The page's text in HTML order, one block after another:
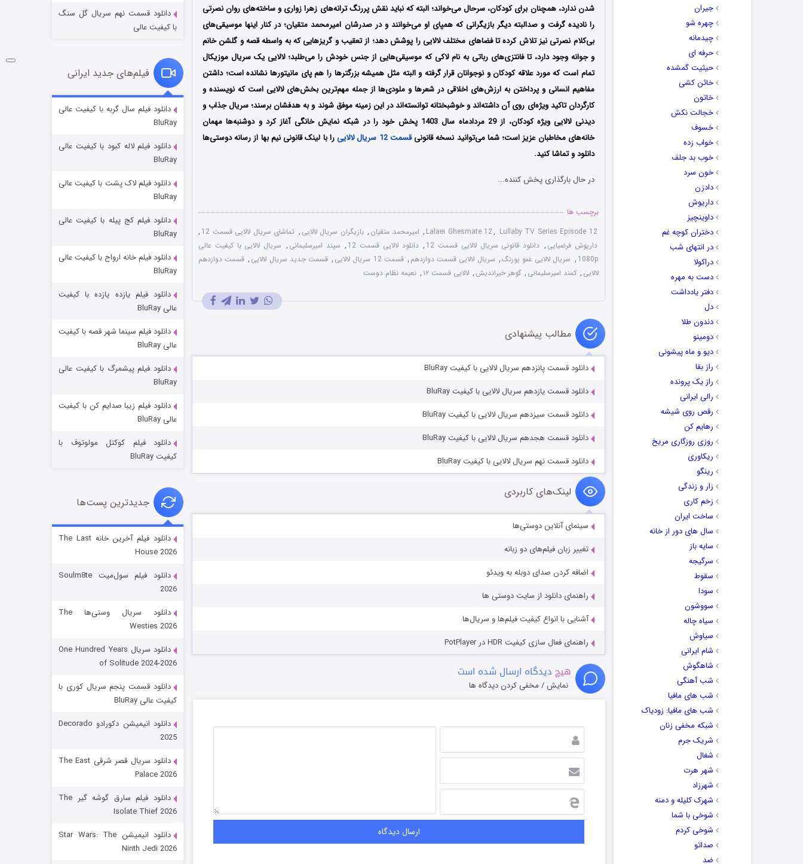
جیران
چهره شو
چیدمانه
حرفه ای
حیثیت گمشده
خائن کشی
خاتون
خجالت نکش
خسوف
خواب زده
خوب بد جلف
خون سرد
دادزن
داریوش
داوینچیز
دختران کوچه غم
در انتهای شب
دراکولا
دست به مهره
دفتر یادداشت
دل
دندون طلا
دومینو
دیو و ماه پیشونی
راز بقا
راز یک پرونده
رالی ایرانی
رقص روی شیشه
رهایم کن
روزی روزگاری مریخ
ریکاوری
رینگو
زار و زندگی
زخم کاری
ساخت ایران
سال های دور از خانه
سایه باز
سرگیجه
سقوط
سودا
سووشون
سیاه چاله
سیاوش
شام ایرانی
شاهگوش
شب آهنگی
شب های مافیا
شب های مافیا: زودیاک
شبکه مخفی زنان
شریک جرم
شغال
شهر هرت
شهرزاد
شهرک کلیله و دمنه
شوخی با شما
شوخی کردم
صداتو
ضد
شدن ندارد، همچنان برای کودکان، سرحال می‌خواند؛ البته که نباید نقش پررنگ ترانه‌های زهرا زواری و ساخته‌های روان نصرتی
را نادیده گرفت و صدالبته دیگر بازیگرانی که همپای او می‌خوانند و در صدرشان امیرمحمد متقیان؛ در کنار اینها موسیقی‌های
بی‌کلام نصرتی نیز تلاش کرده تا فضاهای مختلف لالایی را پوشش دهد؛ از تعقیب و گریزهایی که به واسطه قصه و گلشن خانم
و جوانه وجود دارد، تا فانتزی‌های رباتی به نام لاکی که موسیقی‌هایی از جنس خودش را می‌طلبد؛ لالایی یک سریال موزیکال
تمام است که مورد علاقه کودکان و نوجوانان قرار گرفته و البته مثل همیشه بزرگترها را هم پای مانیتورها نشانده است؛ داشتن
مفاهیم انسانی و پرداختن به ارزش‌های اخلاقی در شعرها و ملودی‌ها از جمله مهم‌ترین بخش‌های لالایی است که نویسنده و
کارگردان تاکید ویژه‌ای روی آن داشته‌اند و خوشبختانه توانسته‌اند در این زمینه موفق شوند و به هدفشان برسند؛ سریال جذاب و
دیدنی لالایی ویژه کودکان، از 29 مردادماه سال 1403 پخش خود را در شبکه نمایش خانگی آغاز کرد و دوشنبه‌ها مهمان
خانه‌های مخاطبان عزیز است؛ شما می‌توانید نسخه قانونیقسمت 12 سریال لالایی
را با لینک قانونی نیم بها از رسانه دوستی‌ها
دانلود و تماشا کنید.
در حال بارگذاری پخش کننده...
برچسب ها
Lalaei Ghesmate 12, Lullaby TV Series Episode 12
, امیرمحمد متقیان , بازیگران سریال لالایی , تماشای سریال لالایی قسمت 12
,
داریوش فرضیایی , دانلود قانونی سریال لالایی قسمت 12 , دانلود لالایی قسمت 12 , سپند امیرسلیمانی , سریال لالایی با کیفیت عالی
1080p
, سریال لالایی عمو پورنگ, سریال لالایی قسمت دوازدهم , قسمت 12 سریال لالایی , قسمت جدید سریال لالایی , قسمت دوازدهم
لالایی , کمند امیرسلیمانی , گوهر خیراندیش , لالایی قسمت ۱۲ , نعیمه نظام دوست
مطالب پیشنهادی
دانلود قسمت پانزدهم سریال لالایی با کیفیت BluRay
دانلود قسمت یازدهم سریال لالایی با کیفیت BluRay
دانلود قسمت سیزدهم سریال لالایی با کیفیت BluRay
دانلود قسمت هجدهم سریال لالایی با کیفیت BluRay
دانلود قسمت نهم سریال لالایی با کیفیت BluRay
لینک‌های کاربردی
سینمای آنلاین دوستی‌ها
تغییر زبان فیلم‌های دو زبانه
اضافه کردن صدای دوبله به ویدئو
راهنمای دانلود از سایت دوستی ها
آشنایی با انواع کیفیت فیلم‌ها و سریال‌ها
راهنمای فعال سازی کیفیت HDR در PotPlayer
هیچ دیدگاه ارسال شده است
نمایش / مخفی کردن دیدگاه ها
شوگر فصل ۲
قسمت
خاندان اژدها فصل ۳
جادوگری در مغولستان
قسمت
رویایی برای تو
قسمت
دانلود قسمت نهم سریال گل سنگ
با کیفیت عالی
فیلم‌های جدید ایرانی
دانلود فیلم سال گربه با کیفیت عالی
BluRay
دانلود فیلم لاله کبود با کیفیت عالی
BluRay
دانلود فیلم لاک پشت با کیفیت عالی
BluRay
دانلود فیلم کج‌ پیله با کیفیت عالی
BluRay
دانلود فیلم خانه ارواح با کیفیت عالی
BluRay
دانلود فیلم یازده یازده با کیفیت
عالی BluRay
دانلود فیلم سینما شهر قصه با کیفیت
عالی BluRay
دانلود فیلم پیشمرگ با کیفیت عالی
BluRay
دانلود فیلم زیبا صدایم کن با کیفیت
عالی BluRay
دانلود فیلم کوکتل مولوتوف با
کیفیت BluRay
جدیدترین پست‌ها
دانلود فیلم آخرین خانه The Last
House 2026
دانلود فیلم سول‌میت Soulm8te
2026
دانلود سریال وستی‌ها The
Westies 2026
دانلود سریال One Hundred Years
of Solitude 2024-2026
دانلود قسمت پنجم سریال کوری با
کیفیت عالی BluRay
دانلود انیمیشن دکورادو Decorado
2025
دانلود سریال قصر شرقی The East
Palace 2026
دانلود فیلم سارق گوشه گیر The
Isolate Thief 2026
دانلود انیمیشن Star Wars: The
Ninth Jedi 2026